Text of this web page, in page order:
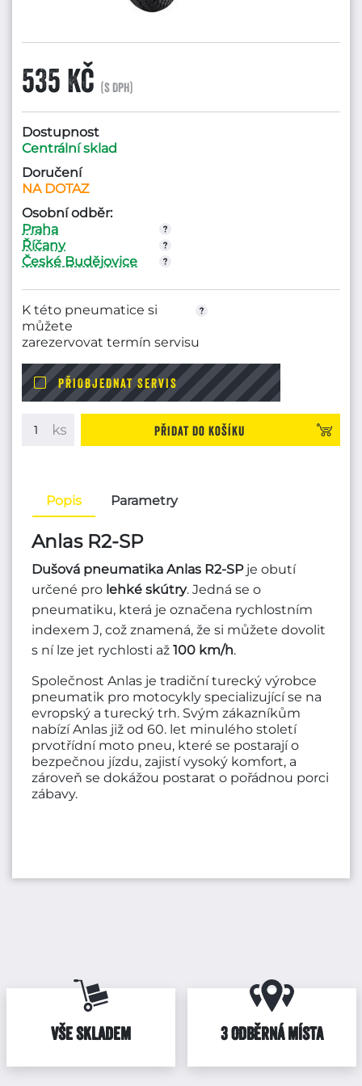
535 Kč (s DPH)
Dostupnost
Centrální sklad
Doručení
NA DOTAZ
Osobní odběr:
Praha
Říčany
České Budějovice
K této pneumatice si
můžete
zarezervovat termín servisu
PŘIOBJEDNAT SERVIS
Přidat do košíku
Popis Parametry
Anlas R2-SP
Dušová pneumatika Anlas R2-SP je obutí
určené pro lehké skútry. Jedná se o
pneumatiku, která je označena rychlostním
indexem J, což znamená, že si můžete dovolit
s ní lze jet rychlosti až 100 km/h.
Společnost Anlas je tradiční turecký výrobce
pneumatik pro motocykly specializující se na
evropský a turecký trh. Svým zákazníkům
nabízí Anlas již od 60. let minulého století
prvotřídní moto pneu, které se postarají o
bezpečnou jízdu, zajistí vysoký komfort, a
zároveň se dokážou postarat o pořádnou porci
zábavy.
VŠE SKLADEM 3 ODBĚRNÁ MÍSTA